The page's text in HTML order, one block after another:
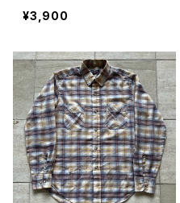
¥3,900